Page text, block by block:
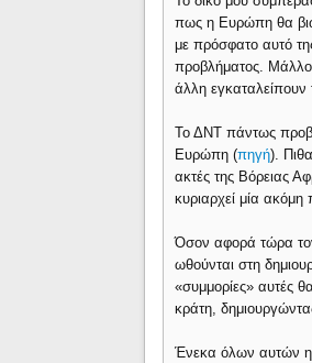
πως η Ευρώπη θα
με πρόσφατο αυτό
προβλήματος.
άλλη εγκαταλείπουν
Το ΔΝΤ πάντως
Ευρώπη (πηγή).
ακτές της Βόρειας
κυριαρχεί μία
Όσον αφορά τώρα
ωθούνται στη
«συμμορίες» αυτές
κράτη,
Ένεκα όλων αυτών η